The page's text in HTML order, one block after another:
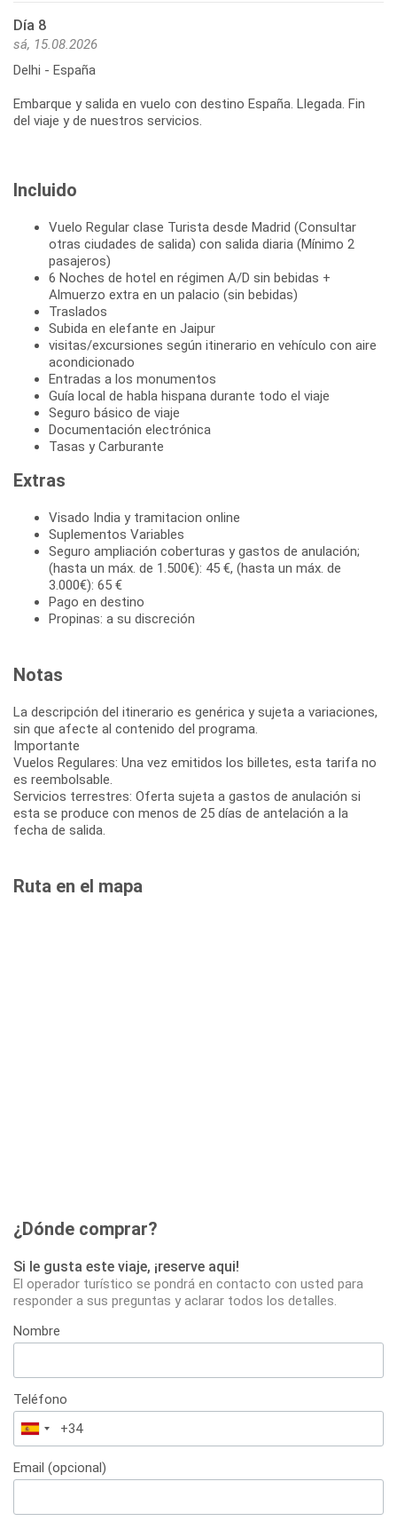
Día 8
sá, 15.08.2026
Delhi - España
Embarque y salida en vuelo con destino España. Llegada. Fin
del viaje y de nuestros servicios.
Incluido
Vuelo Regular clase Turista desde Madrid (Consultar
otras ciudades de salida) con salida diaria (Mínimo 2
pasajeros)
6 Noches de hotel en régimen A/D sin bebidas +
Almuerzo extra en un palacio (sin bebidas)
Traslados
Subida en elefante en Jaipur
visitas/excursiones según itinerario en vehículo con aire
acondicionado
Entradas a los monumentos
Guía local de habla hispana durante todo el viaje
Seguro básico de viaje
Documentación electrónica
Tasas y Carburante
Extras
Visado India y tramitacion online
Suplementos Variables
Seguro ampliación coberturas y gastos de anulación;
(hasta un máx. de 1.500€): 45 €, (hasta un máx. de
3.000€): 65 €
Pago en destino
Propinas: a su discreción
Notas
La descripción del itinerario es genérica y sujeta a variaciones,
sin que afecte al contenido del programa.
Importante
Vuelos Regulares: Una vez emitidos los billetes, esta tarifa no
es reembolsable.
Servicios terrestres: Oferta sujeta a gastos de anulación si
esta se produce con menos de 25 días de antelación a la
fecha de salida.
Ruta en el mapa
¿Dónde comprar?
Si le gusta este viaje, ¡reserve aqui!
El operador turístico se pondrá en contacto con usted para
responder a sus preguntas y aclarar todos los detalles.
Nombre
Teléfono
España
+34
Email (opcional)